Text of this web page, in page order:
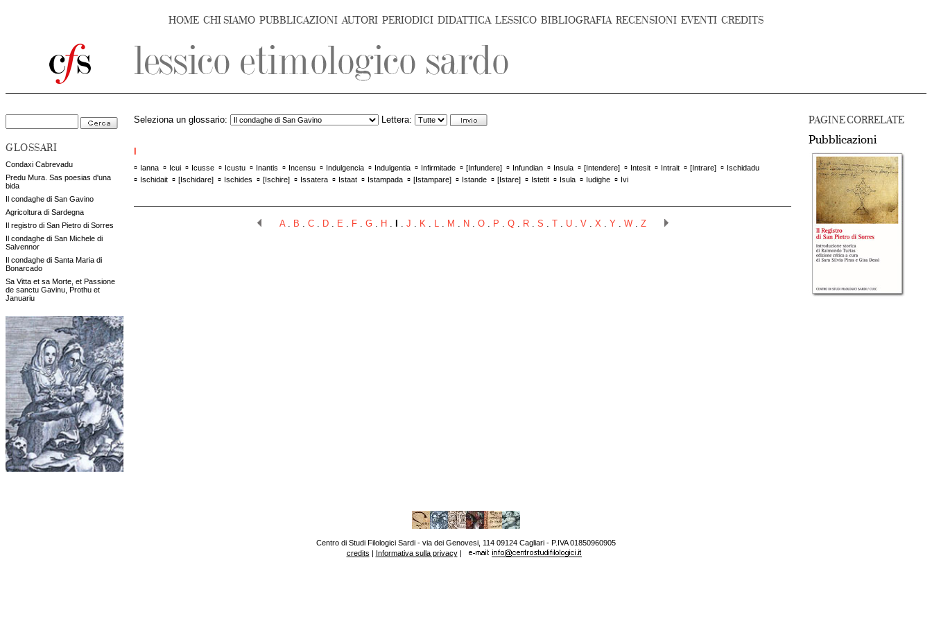
HOME CHI SIAMO PUBBLICAZIONI AUTORI PERIODICI DIDATTICA LESSICO BIBLIOGRAFIA RECENSIONI EVENTI CREDITS
GLOSSARI
Condaxi Cabrevadu
Predu Mura. Sas poesias d'una
bida
Il condaghe di San Gavino
Agricoltura di Sardegna
Il registro di San Pietro di Sorres
Il condaghe di San Michele di
Salvennor
Il condaghe di Santa Maria di
Bonarcado
Sa Vitta et sa Morte, et Passione
de sanctu Gavinu, Prothu et
Januariu
PAGINE CORRELATE
Pubblicazioni
Seleziona un glossario: Lettera:
▫ Ianna ▫ Icui ▫ Icusse ▫ Icustu ▫ Inantis ▫ Incensu ▫ Indulgencia ▫ Indulgentia ▫ Infirmitade ▫ [Infundere] ▫ Infundian ▫ Insula ▫ [Intendere] ▫ Intesit ▫ Intrait ▫ [Intrare] ▫ Ischidadu
▫ Ischidait ▫ [Ischidare] ▫ Ischides ▫ [Ischire] ▫ Issatera ▫ Istaat ▫ Istampada ▫ [Istampare] ▫ Istande ▫ [Istare] ▫ Istetit ▫ Isula ▫ Iudighe ▫ Ivi
A. B . C. D. E . F. G. H . . J . K. L. M . N . O. P . Q. R. S . . U. V . X. Y . W. Z
Centro di Studi Filologici Sardi - via dei Genovesi, 114 09124 Cagliari - P.IVA 01850960905
credits | Informativa sulla privacy|